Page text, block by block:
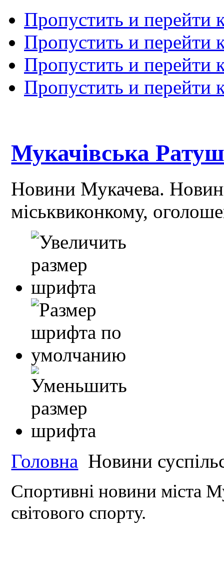
Пропустить и перейти
Пропустить и перейти
Пропустить и перейти
Пропустить и перейти
Мукачівська
Новини Мукачева.
міськвиконкому,
Головна Новини
Спортивні новини міста
світового спорту.